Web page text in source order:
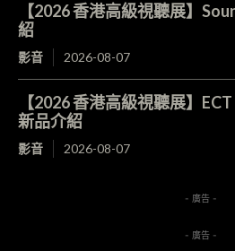
【2026 香港高級視聽展】
紹
影音 2026-08-07
【2026 香港高級視聽展】
新品介紹
影音 2026-08-07
- 廣告 -
- 廣告 -